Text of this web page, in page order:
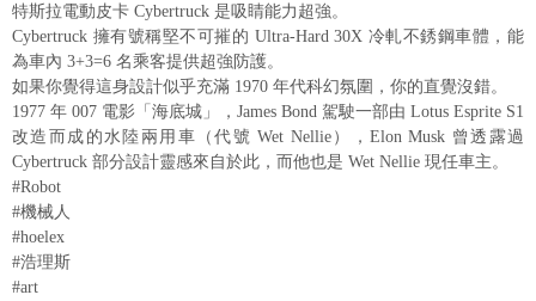
特斯拉電動皮卡 Cybertruck 是吸睛能力超強。
Cybertruck 擁有號稱堅不可摧的 Ultra-Hard 30X 冷軋不銹鋼車體，能
為車內 3+3=6 名乘客提供超強防護。
如果你覺得這身設計似乎充滿 1970 年代科幻氛圍，你的直覺沒錯。
1977 年 007 電影「海底城」，James Bond 駕駛一部由 Lotus Esprite S1
改造而成的水陸兩用車（代號 Wet Nellie），Elon Musk 曾透露過
Cybertruck 部分設計靈感來自於此，而他也是 Wet Nellie 現任車主。
#Robot
#機械人
#hoelex
#浩理斯
#art